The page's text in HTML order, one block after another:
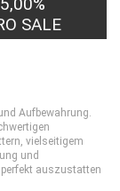
SALE
Aufbewahrung.
vielseitigem
und
auszustatten